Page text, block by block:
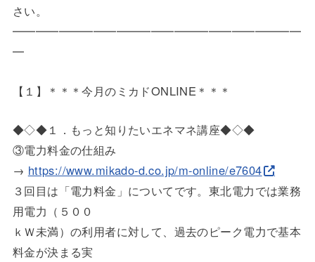
さい。
━━━━━━━━━━━━━━━━━━━━━━━━━
━
【１】＊＊＊今月のミカドONLINE＊＊＊
◆◇◆１．もっと知りたいエネマネ講座◆◇◆
③電力料金の仕組み
→ https://www.mikado-d.co.jp/m-online/e7604
３回目は「電力料金」についてです。東北電力では業務
用電力（５ ００
ｋＷ未満）の利用者に対して、過去のピーク電力で基本
料金が決ま る実